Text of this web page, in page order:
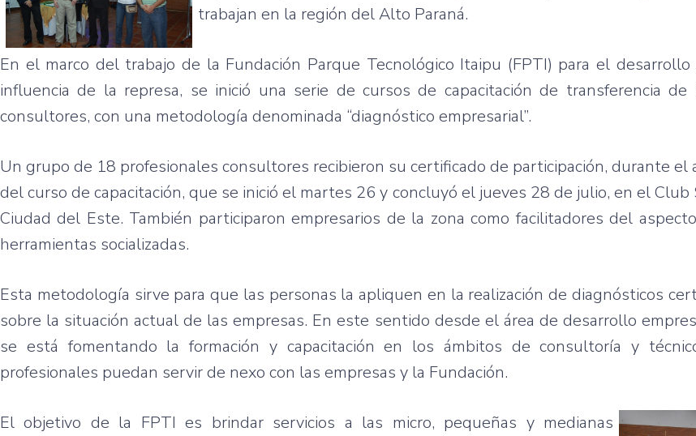
trabajan en la región del Alto Paraná.
En el marco del trabajo de la Fundación Parque Tecnológico Itaipu (FPTI) para el desarrollo
influencia de la represa, se inició una serie de cursos de capacitación de transferencia de
consultores, con una metodología denominada “diagnóstico empresarial”.
Un grupo de 18 profesionales consultores recibieron su certificado de participación, durante el
delcurso decapacitación,que se inició el martes 26 y concluyó el jueves 28 de julio, en el Club
Ciudad del Este. También participaron empresarios de la zona como facilitadores del aspecto
herramientas socializadas.
Esta metodología sirve para que las personas la apliquen en la realización de diagnósticos
sobre la situación actual de las empresas. Eneste sentido desde el área de desarrollo
se está fomentando laformación y capacitación en los ámbitos deconsultoría y
profesionales puedan servirde nexo con las empresas y la Fundación.
Elobjetivo de la FPTI es brindar servicios a las micro, pequeñas y medianas